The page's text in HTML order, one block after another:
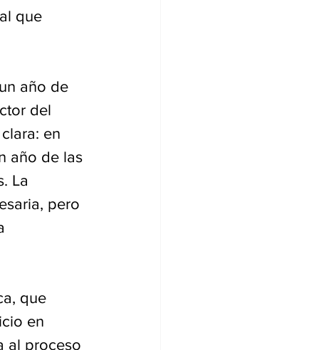
que
año de
del
en
año de las
La
pero
que
en
al proceso